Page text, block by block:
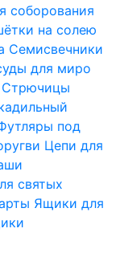
соборования
на солею
Семисвечники
для миро
Стрючицы
под
Цепи для
святых
Ящики для